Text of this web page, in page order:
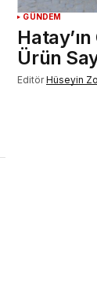
GÜNDEM
Ürün
Editör Hüseyin